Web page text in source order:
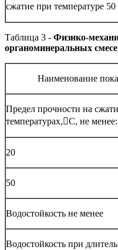
сжатие при температуре
Таблица 3 - Физико-
органоминеральных
Наименование
Предел прочности на
температурах,С, не менее:
20
50
Водостойкость не менее
Водостойкость при